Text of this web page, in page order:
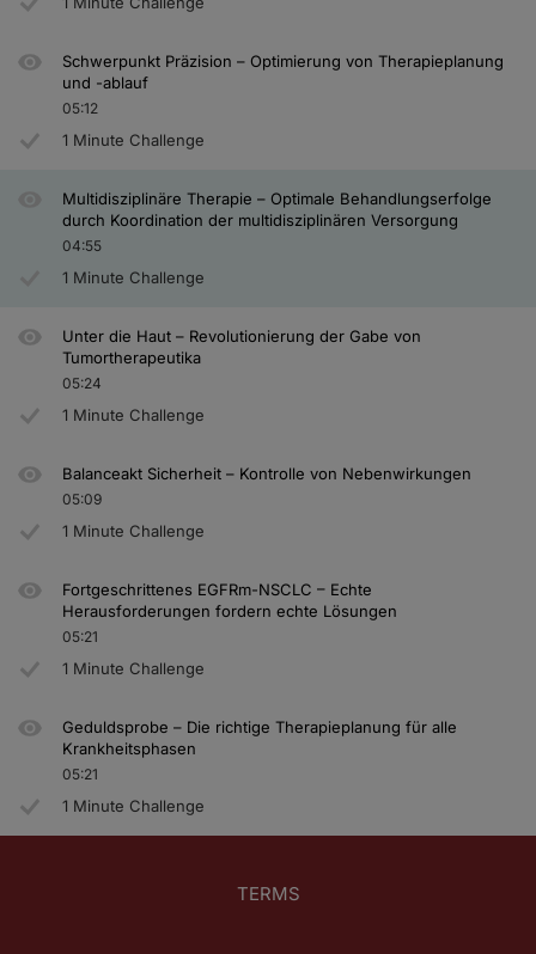
Schwerpunkt Präzision – Optimierung von Therapieplanung
und -ablauf
05:12
1 Minute Challenge
Multidisziplinäre Therapie – Optimale Behandlungserfolge
durch Koordination der multidisziplinären Versorgung
04:55
1 Minute Challenge
Unter die Haut – Revolutionierung der Gabe von
Tumortherapeutika
05:24
1 Minute Challenge
Balanceakt Sicherheit – Kontrolle von Nebenwirkungen
05:09
1 Minute Challenge
Fortgeschrittenes EGFRm-NSCLC – Echte
Herausforderungen fordern echte Lösungen
05:21
1 Minute Challenge
Geduldsprobe – Die richtige Therapieplanung für alle
Krankheitsphasen
05:21
1 Minute Challenge
TERMS